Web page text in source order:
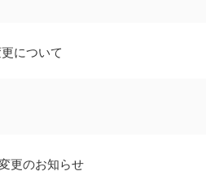
について
更のお知らせ